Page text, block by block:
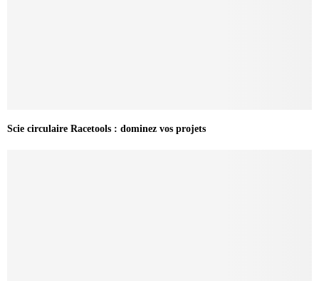
Scie circulaire Racetools : dominez vos projets